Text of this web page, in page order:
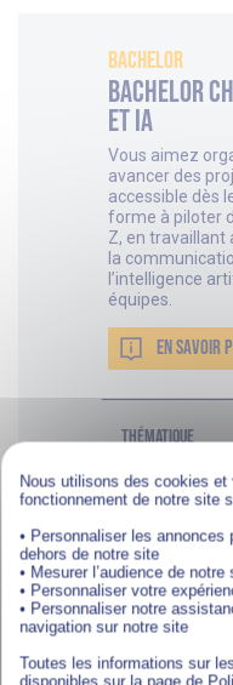
Bachelor
Bachelor
et IA
Vous aimez
avancer des
accessible dès
forme à piloter
Z, en travaillant
la
l’intelligence
équipes.
EN SAVOIR
thématique
FORMAT
Alternance /
DURÉE
12 mois
NIVEAU
Niveau 6
Nous utilisons des cookies
fonctionnement de notre site
• Personnaliser les
dehors de notre site
• Mesurer l’audience de notre
• Personnaliser votre
• Personnaliser notre
navigation sur notre site
Toutes les informations sur
disponibles sur la page de